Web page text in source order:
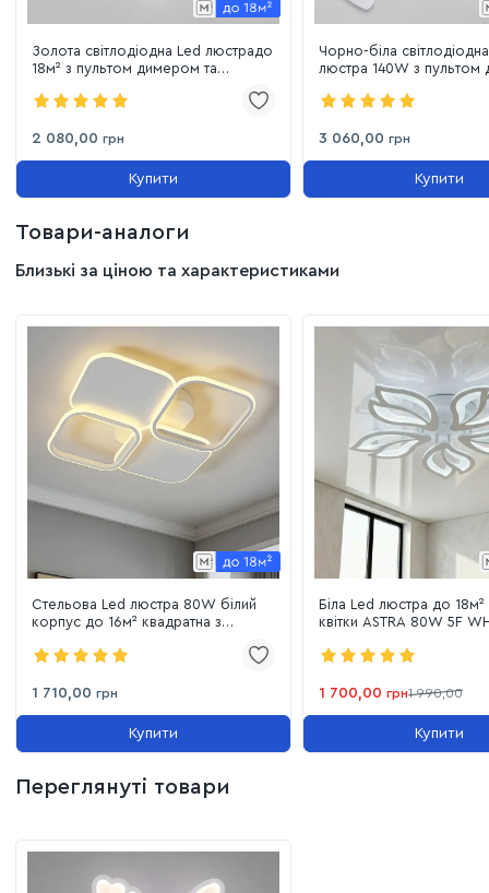
Золота світлодіодна Led люстрадо
18м² з пультом димером та
3color)
2 080,00 грн
Купити
Чорно-біла
люстра 140W з
LED 3color)
3 060,00 грн
Купити
Товари-аналоги
Близькі за ціною та характеристиками
Стельова Led люстра 80W білий
корпус до 16м² квадратна з
1 710,00 грн
Купити
Біла Led люстра до
квітки ASTRA 80W 5F
1 700,00 грн1 990,00
Купити
Переглянуті товари